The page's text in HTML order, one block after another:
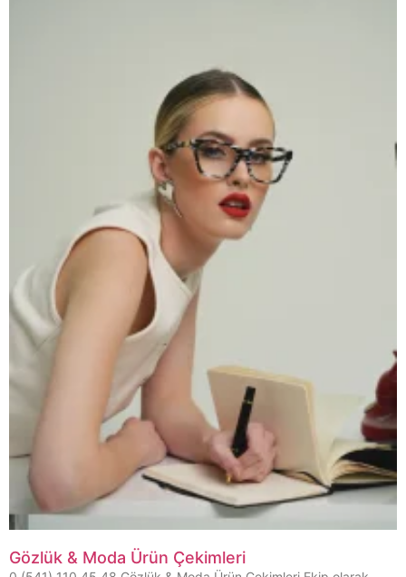
Gözlük & Moda Ürün Çekimleri